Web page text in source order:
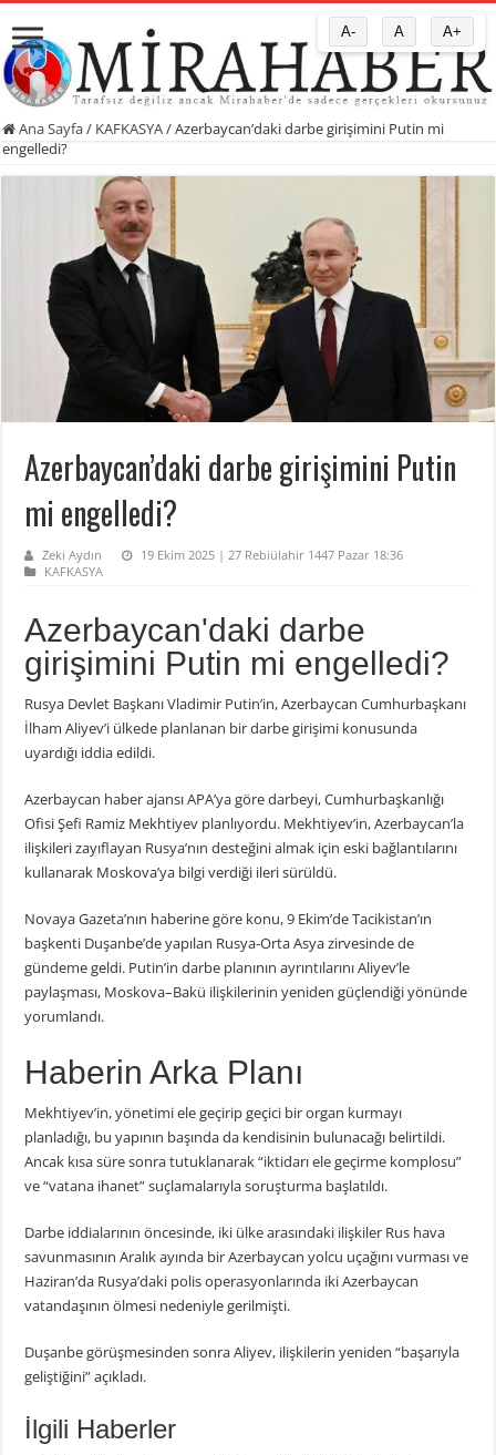
Ana Sayfa/ KAFKASYA/Azerbaycan’daki darbe girişimini Putin mi
engelledi?
Azerbaycan’daki darbe girişimini Putin
mi engelledi?
Zeki Aydın
19 Ekim 2025 | 27 Rebiülahir 1447 Pazar 18:36
KAFKASYA
Azerbaycan'daki darbe
girişimini Putin mi engelledi?
Rusya Devlet Başkanı Vladimir Putin’in, Azerbaycan Cumhurbaşkanı
İlham Aliyev’i ülkede planlanan bir darbe girişimi konusunda
uyardığı iddia edildi.
Azerbaycan haber ajansı APA’ya göre darbeyi, Cumhurbaşkanlığı
Ofisi Şefi Ramiz Mekhtiyev planlıyordu. Mekhtiyev’in, Azerbaycan’la
ilişkileri zayıflayan Rusya’nın desteğini almak için eski bağlantılarını
kullanarak Moskova’ya bilgi verdiği ileri sürüldü.
Novaya Gazeta’nın haberine göre konu, 9 Ekim’de Tacikistan’ın
başkenti Duşanbe’de yapılan Rusya-Orta Asya zirvesinde de
gündeme geldi. Putin’in darbe planının ayrıntılarını Aliyev’le
paylaşması, Moskova–Bakü ilişkilerinin yeniden güçlendiği yönünde
yorumlandı.
Haberin Arka Planı
Mekhtiyev’in, yönetimi ele geçirip geçici bir organ kurmayı
planladığı, bu yapının başında da kendisinin bulunacağı belirtildi.
Ancak kısa süre sonra tutuklanarak “iktidarı ele geçirme komplosu”
ve “vatana ihanet” suçlamalarıyla soruşturma başlatıldı.
Darbe iddialarının öncesinde, iki ülke arasındaki ilişkiler Rus hava
savunmasının Aralık ayında bir Azerbaycan yolcu uçağını vurması ve
Haziran’da Rusya’daki polis operasyonlarında iki Azerbaycan
vatandaşının ölmesi nedeniyle gerilmişti.
Duşanbe görüşmesinden sonra Aliyev, ilişkilerin yeniden “başarıyla
geliştiğini” açıkladı.
İlgili Haberler
A- A A+